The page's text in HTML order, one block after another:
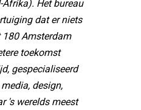
Afrika). Het bureau
dat er niets
180 Amsterdam
toekomst
gespecialiseerd
design,
's werelds meest